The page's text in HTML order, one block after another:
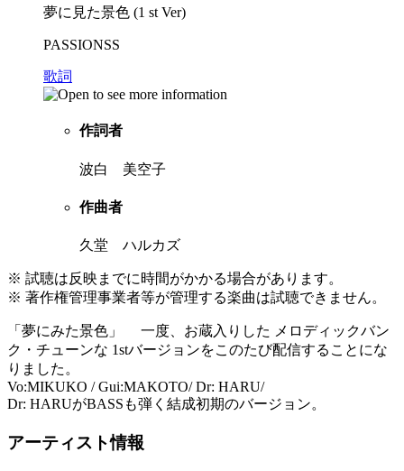
夢に見た景色 (1 st Ver)
PASSIONSS
歌詞
作詞者
波白 美空子
作曲者
久堂 ハルカズ
※ 試聴は反映までに時間がかかる場合があります。
※ 著作権管理事業者等が管理する楽曲は試聴できません。
「夢にみた景色」 一度、お蔵入りした メロディックバン
ク・チューンな 1stバージョンをこのたび配信することにな
りました。
Vo:MIKUKO / Gui:MAKOTO/ Dr: HARU/
Dr: HARUがBASSも弾く結成初期のバージョン。
アーティスト情報